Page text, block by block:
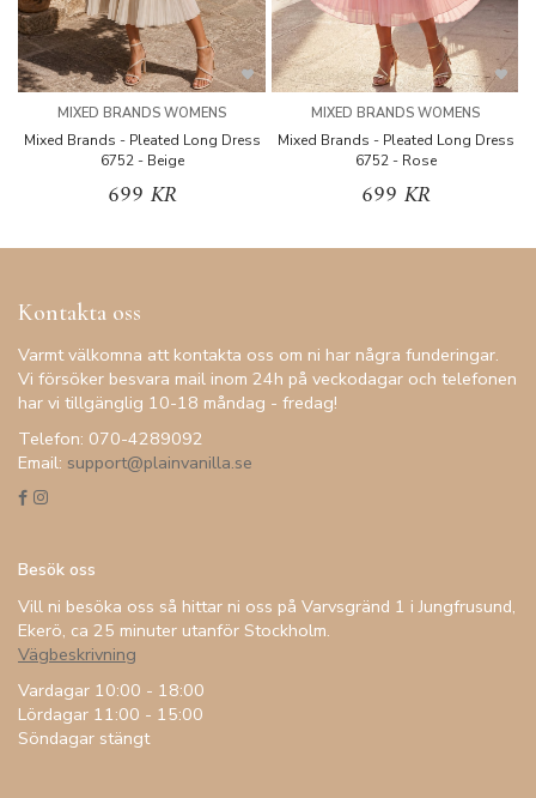
MIXED BRANDS WOMENS
Mixed Brands - Pleated Long Dress
6752 - Beige
699 KR
MIXED BRANDS WOMENS
Mixed Brands - Pleated Long Dress
6752 - Rose
699 KR
Kontakta oss
Varmt välkomna att kontakta oss om ni har några funderingar.
Vi försöker besvara mail inom 24h på veckodagar och telefonen
har vi tillgänglig 10-18 måndag - fredag!
Telefon: 070-4289092
Email: support@plainvanilla.se
Besök oss
Vill ni besöka oss så hittar ni oss på Varvsgränd 1 i Jungfrusund,
Ekerö, ca 25 minuter utanför Stockholm.
Vägbeskrivning
Vardagar 10:00 - 18:00
Lördagar 11:00 - 15:00
Söndagar stängt